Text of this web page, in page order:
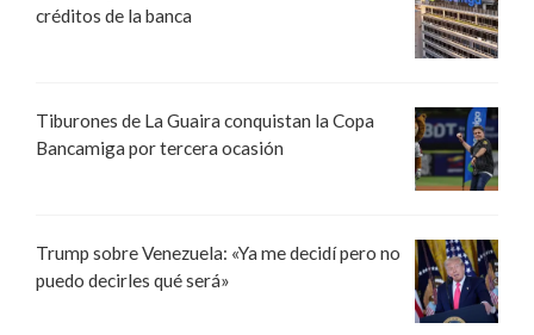
créditos de la banca
Tiburones de La Guaira conquistan la Copa
Bancamiga por tercera ocasión
Trump sobre Venezuela: «Ya me decidí pero no
puedo decirles qué será»